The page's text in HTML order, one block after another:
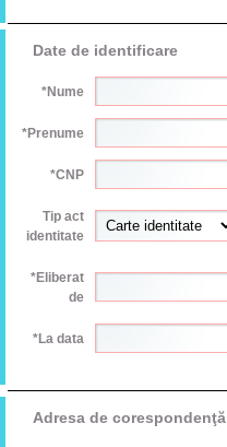
Date de identificare
*Nume
*Prenume
*CNP
Tip act
identitate
*Eliberat
de
*La data
Adresa de corespondenţă